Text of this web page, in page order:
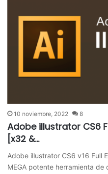
10 noviembre, 2022 8
Adobe illustrator CS6
[x32 &…
Adobe illustrator CS6 v16 Full
MEGA potente herramienta